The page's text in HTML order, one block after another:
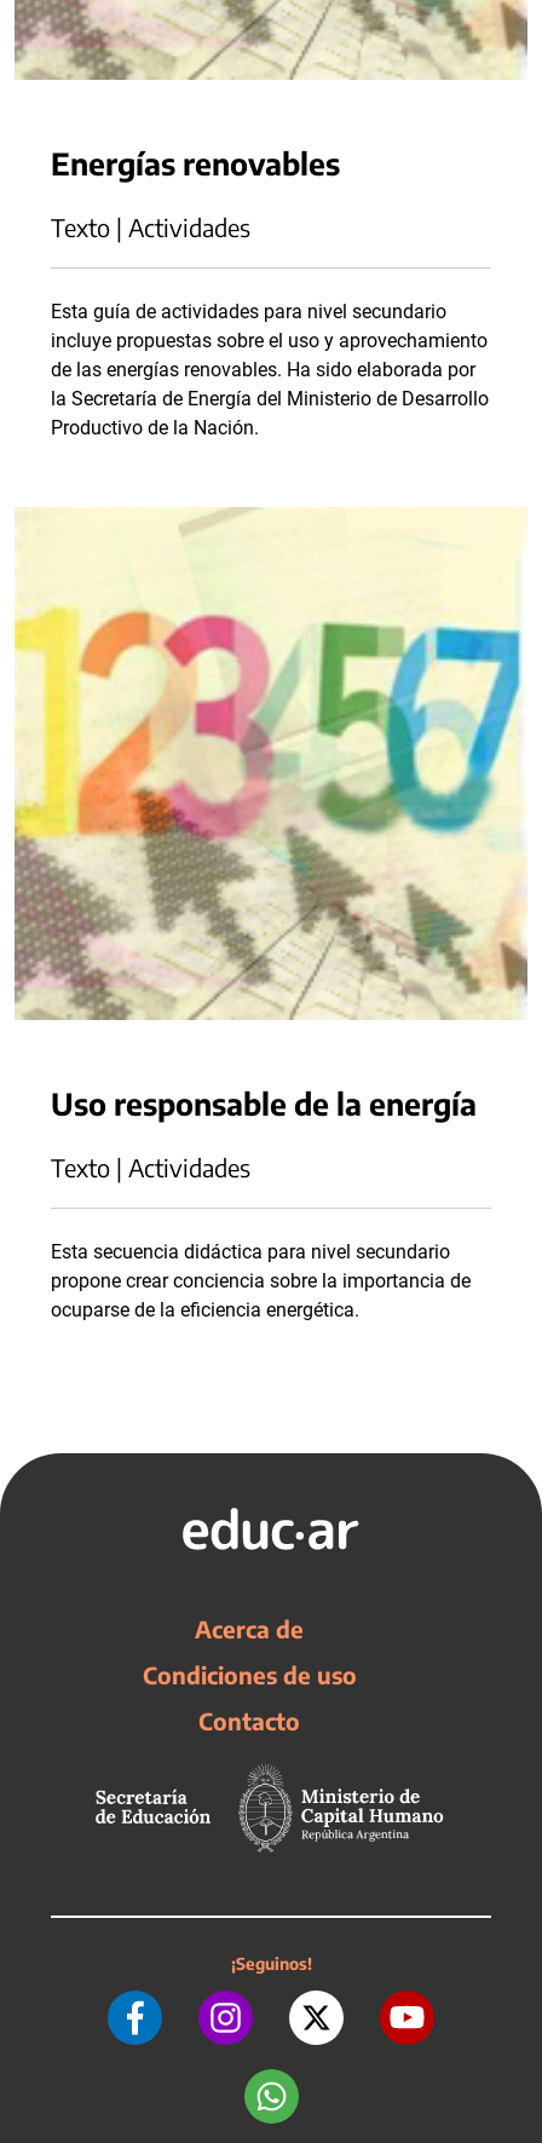
Energías renovables
Texto | Actividades
Esta guía de actividades para nivel secundario
incluye propuestas sobre el uso y aprovechamiento
de las energías renovables. Ha sido elaborada por
la Secretaría de Energía del Ministerio de Desarrollo
Productivo de la Nación.
Uso responsable de la energía
Texto | Actividades
Esta secuencia didáctica para nivel secundario
propone crear conciencia sobre la importancia de
ocuparse de la eficiencia energética.
Acerca de
Condiciones de uso
Contacto
¡Seguinos!